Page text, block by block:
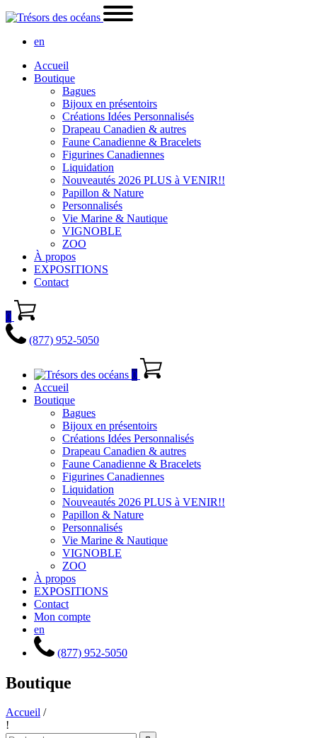
en
Accueil
Boutique
Bagues
Bijoux en présentoirs
Créations Idées Personnalisés
Drapeau Canadien & autres
Faune Canadienne & Bracelets
Figurines Canadiennes
Liquidation
Nouveautés 2026 PLUS à VENIR!!
Papillon & Nature
Personnalisés
Vie Marine & Nautique
VIGNOBLE
ZOO
À propos
EXPOSITIONS
Contact
0
(877) 952-5050
0
Accueil
Boutique
Bagues
Bijoux en présentoirs
Créations Idées Personnalisés
Drapeau Canadien & autres
Faune Canadienne & Bracelets
Figurines Canadiennes
Liquidation
Nouveautés 2026 PLUS à VENIR!!
Papillon & Nature
Personnalisés
Vie Marine & Nautique
VIGNOBLE
ZOO
À propos
EXPOSITIONS
Contact
Mon compte
en
(877) 952-5050
Boutique
Accueil /
!